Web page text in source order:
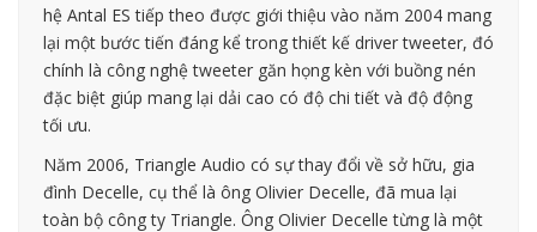
hệ Antal ES tiếp theo được giới thiệu vào năm 2004 mang
lại một bước tiến đáng kể trong thiết kế driver tweeter, đó
chính là công nghệ tweeter găn họng kèn với buồng nén
đặc biệt giúp mang lại dải cao có độ chi tiết và độ động
tối ưu.
Năm 2006, Triangle Audio có sự thay đổi về sở hữu, gia
đình Decelle, cụ thể là ông Olivier Decelle, đã mua lại
toàn bộ công ty Triangle. Ông Olivier Decelle từng là một